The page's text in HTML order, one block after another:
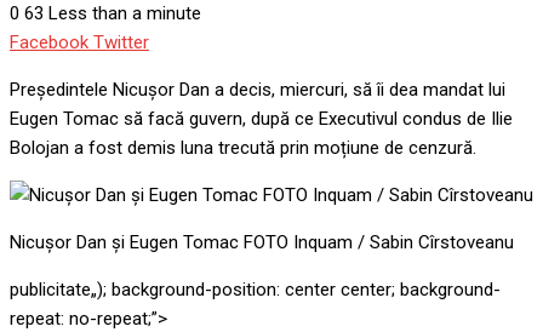
0 63 Less than a minute
Facebook TwitterGoogle+
LinkedIn
Whatsapp
StumbleUpon
Tumblr
Pinterest
Reddit
Share
Email
Print
Președintele Nicușor Dan a decis, miercuri, să îi dea mandat lui
Eugen Tomac să facă guvern, după ce Executivul condus de Ilie
Bolojan a fost demis luna trecută prin moțiune de cenzură.
Nicușor Dan și Eugen Tomac FOTO Inquam / Sabin Cîrstoveanu
publicitate„); background-position: center center; background-
repeat: no-repeat;”>